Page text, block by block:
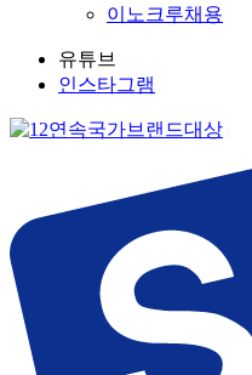
이노크루채용
유튜브
인스타그램